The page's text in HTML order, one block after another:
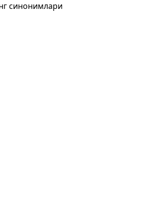
синонимлари